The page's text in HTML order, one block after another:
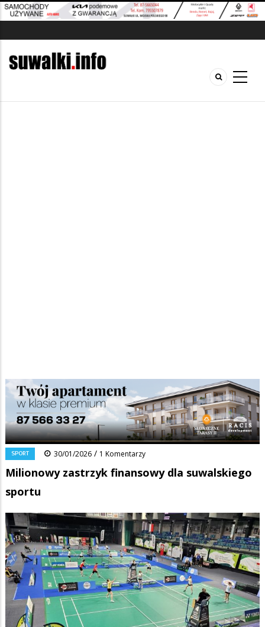
Ścieżka
nawigacyjna
Strona główna/Wiadomości/Sport
Milionowy zastrzyk finansowy dla suwalskiego sportu
FacebookPinterestTumblr
0 Reddit Share
SPORT 30/01/2026 / 1 Komentarzy
Milionowy zastrzyk finansowy dla suwalskiego
sportu